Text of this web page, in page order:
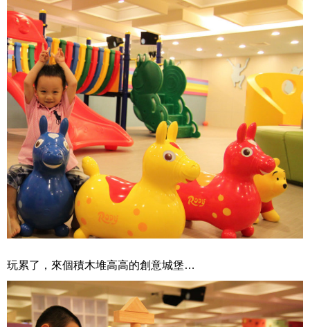
玩累了，來個積木堆高高的創意城堡…